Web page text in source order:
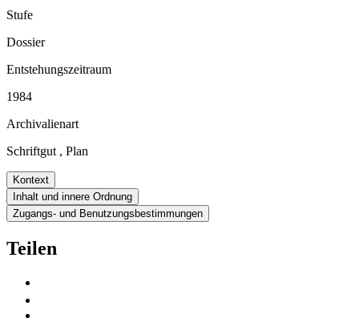
Stufe
Dossier
Entstehungszeitraum
1984
Archivalienart
Schriftgut , Plan
Kontext
Inhalt und innere Ordnung
Zugangs- und Benutzungsbestimmungen
Teilen